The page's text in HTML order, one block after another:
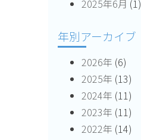
2025年6月 (1)
年別アーカイブ
2026年 (6)
2025年 (13)
2024年 (11)
2023年 (11)
2022年 (14)